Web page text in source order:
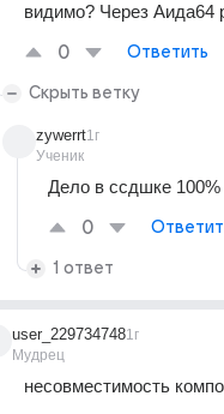
видимо? Через Аида64
0 Ответить
Скрыть ветку
zywerrt
Ученик
1г
Дело в ссдшке 100%
0
1 ответ
user_229734748
Мудрец
1г
несовместимость